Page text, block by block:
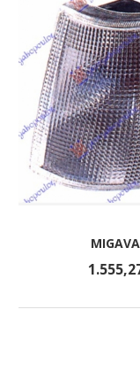
1.555,